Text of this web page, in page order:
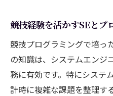
競技経験を活かすSEとプ
競技プログラミングで培っ
の知識は、システムエンジ
務に有効です。特にシステ
計時に複雑な課題を整理す